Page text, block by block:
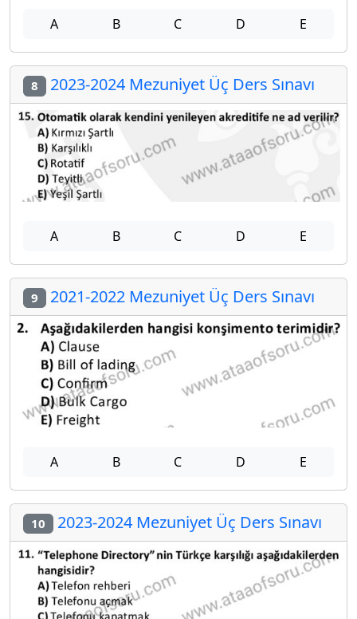
A B C D E
8 2023-2024 Mezuniyet Üç Ders Sınavı
A B C D E
9 2021-2022 Mezuniyet Üç Ders Sınavı
A B C D E
10 2023-2024 Mezuniyet Üç Ders Sınavı